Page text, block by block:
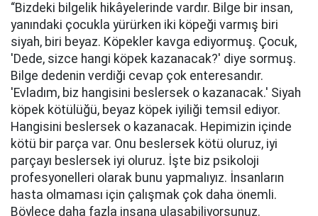
“Bizdeki bilgelik hikâyelerinde vardır. Bilge bir insan,
yanındaki çocukla yürürken iki köpeği varmış biri
siyah, biri beyaz. Köpekler kavga ediyormuş. Çocuk,
'Dede, sizce hangi köpek kazanacak?' diye sormuş.
Bilge dedenin verdiği cevap çok enteresandır.
'Evladım, biz hangisini beslersek o kazanacak.' Siyah
köpek kötülüğü, beyaz köpek iyiliği temsil ediyor.
Hangisini beslersek o kazanacak. Hepimizin içinde
kötü bir parça var. Onu beslersek kötü oluruz, iyi
parçayı beslersek iyi oluruz. İşte biz psikoloji
profesyonelleri olarak bunu yapmalıyız. İnsanların
hasta olmaması için çalışmak çok daha önemli.
Böylece daha fazla insana ulaşabiliyorsunuz.